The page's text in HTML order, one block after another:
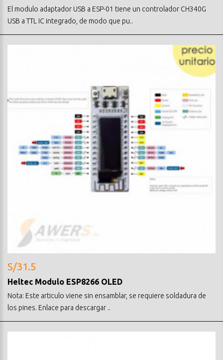
El modulo adaptador USB a ESP-01 tiene un controlador CH340G
USB a TTL IC integrado, de modo que pu..
S/31.5
Heltec Modulo ESP8266 OLED
Nota: Este articulo viene sin ensamblar, se requiere soldadura de
los pines. Enlace para descargar ..